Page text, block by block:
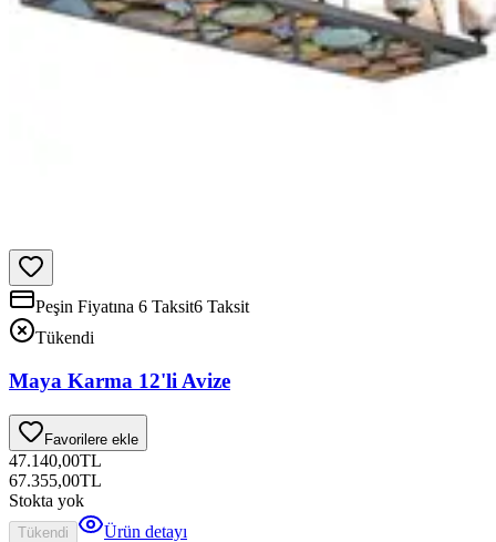
Peşin Fiyatına 6 Taksit6 Taksit
Tükendi
Maya Karma 12'li Avize
Favorilere ekle
47.140,00TL
67.355,00TL
Stokta yok
Tükendi Ürün detayı